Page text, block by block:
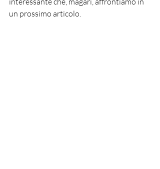
un prossimo articolo.